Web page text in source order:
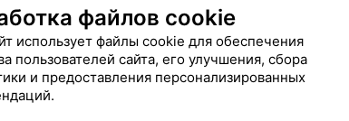
файлов cookie
использует файлы cookie для обеспечения
пользователей сайта, его улучшения, сбора
и предоставления персонализированных